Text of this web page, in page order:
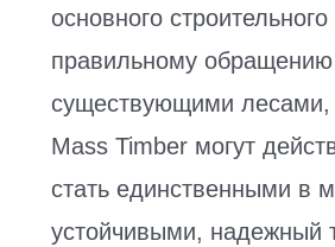
основного
правильному
существующими лесами,
Mass Timber могут
стать единственными в
устойчивыми, надежный